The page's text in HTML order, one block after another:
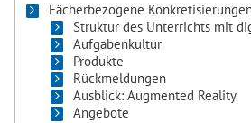
Fächerbezogene
Struktur des Unterrichts mit
Aufgabenkultur
Produkte
Rückmeldungen
Ausblick: Augmented Reality
Angebote